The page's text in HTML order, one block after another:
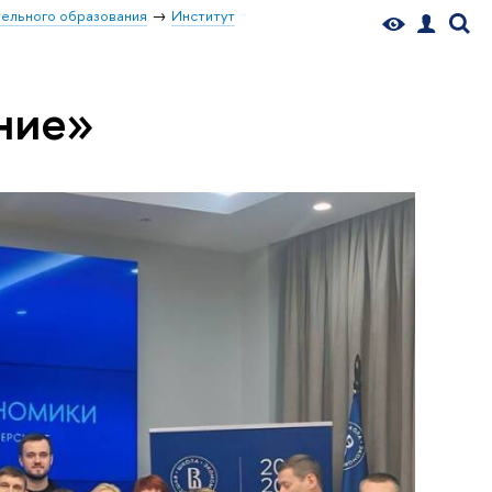
образования Институт